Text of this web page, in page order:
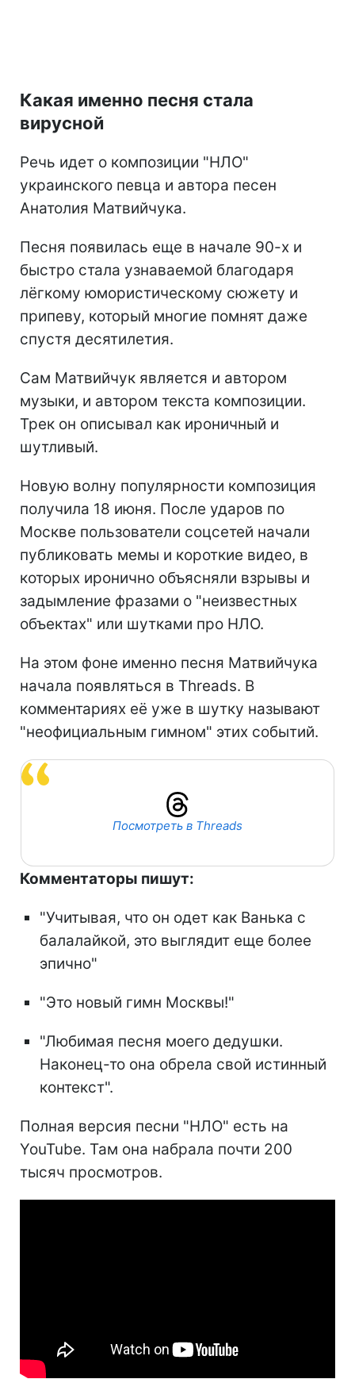
Какая именно песня стала
вирусной
Речь идет о композиции "НЛО"
украинского певца и автора песен
Анатолия Матвийчука.
Песня появилась еще в начале 90-х и
быстро стала узнаваемой благодаря
лёгкому юмористическому сюжету и
припеву, который многие помнят даже
спустя десятилетия.
Сам Матвийчук является и автором
музыки, и автором текста композиции.
Трек он описывал как ироничный и
шутливый.
Новую волну популярности композиция
получила 18 июня. После ударов по
Москве пользователи соцсетей начали
публиковать мемы и короткие видео, в
которых иронично объясняли взрывы и
задымление фразами о "неизвестных
объектах" или шутками про НЛО.
На этом фоне именно песня Матвийчука
начала появляться в Threads. В
комментариях её уже в шутку называют
"неофициальным гимном" этих событий.
Посмотреть в Threads
Комментаторы пишут:
"Учитывая, что он одет как Ванька с
балалайкой, это выглядит еще более
эпично"
"Это новый гимн Москвы!"
"Любимая песня моего дедушки.
Наконец-то она обрела свой истинный
контекст".
Полная версия песни "НЛО" есть на
YouTube. Там она набрала почти 200
тысяч просмотров.